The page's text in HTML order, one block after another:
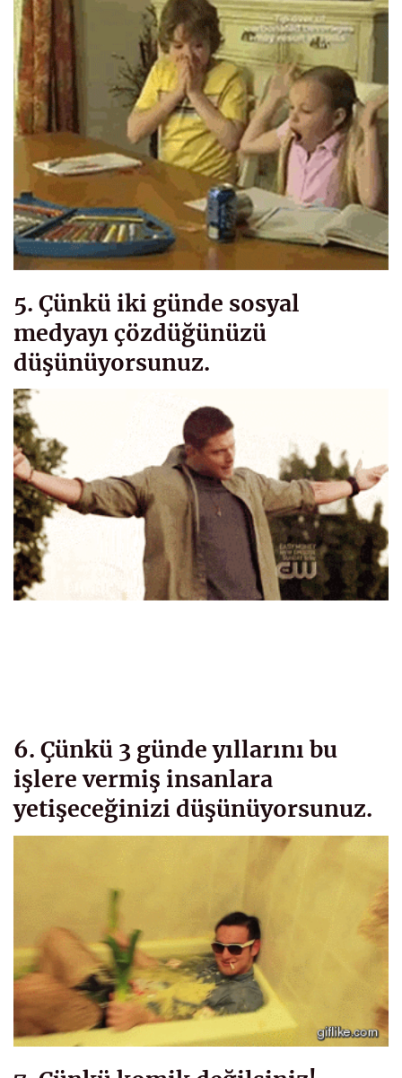
5. Çünkü iki günde sosyal
medyayı çözdüğünüzü
düşünüyorsunuz.
6. Çünkü 3 günde yıllarını bu
işlere vermiş insanlara
yetişeceğinizi düşünüyorsunuz.